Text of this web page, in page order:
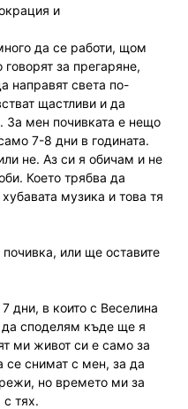
и
да се работи, щом
за прегаряне,
направят света по-
щастливи и да
За мен почивката е нещо
7-8 дни в годината.
не. Аз си я обичам и не
Което трябва да
музика и това тя
или ще оставите
дни, в които с Веселина
споделям къде ще я
ми живот си е само за
се снимат с мен, за да
но времето ми за
тях.